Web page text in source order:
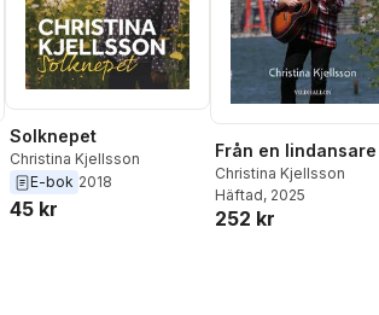
Solknepet
Christina Kjellsson
E-bok 2018
45 kr
Från en lindansare
Christina Kjellsson
Häftad, 2025
252 kr